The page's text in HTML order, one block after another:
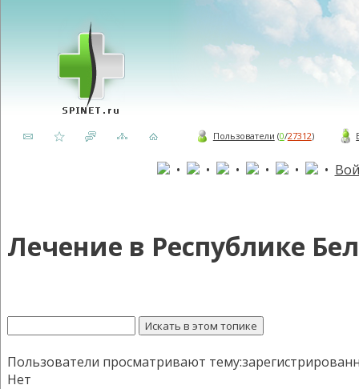
Пользователи (0/27312)
• • • • • •
Лечение в Республике
Пользователи просматривают
Нет